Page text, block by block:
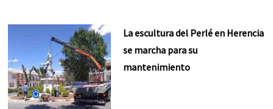
La escultura del Perlé en Herencia
se marcha para su
mantenimiento